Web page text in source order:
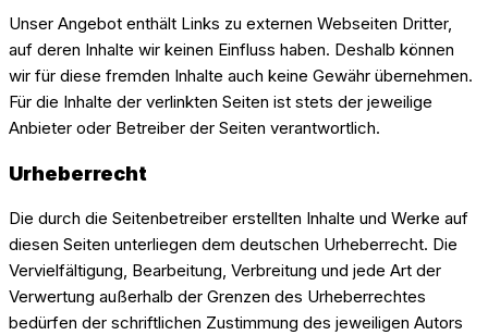
Unser Angebot enthält Links zu externen Webseiten Dritter,
auf deren Inhalte wir keinen Einfluss haben. Deshalb können
wir für diese fremden Inhalte auch keine Gewähr übernehmen.
Für die Inhalte der verlinkten Seiten ist stets der jeweilige
Anbieter oder Betreiber der Seiten verantwortlich.
Urheberrecht
Die durch die Seitenbetreiber erstellten Inhalte und Werke auf
diesen Seiten unterliegen dem deutschen Urheberrecht. Die
Vervielfältigung, Bearbeitung, Verbreitung und jede Art der
Verwertung außerhalb der Grenzen des Urheberrechtes
bedürfen der schriftlichen Zustimmung des jeweiligen Autors